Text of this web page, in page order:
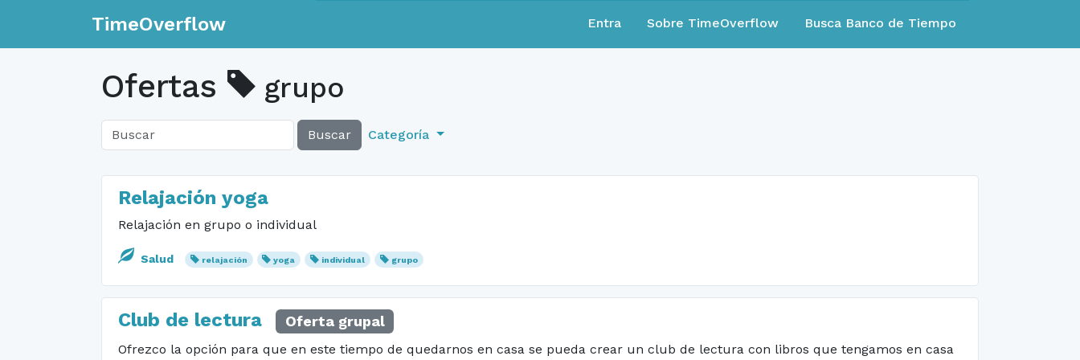
TimeOverflow Entra Sobre TimeOverflow Busca Banco de Tiempo
Ofertas grupo
Buscar Categoría
Relajación yoga
Relajación en grupo o individual
Salud relajación yoga individual grupo
Club de lectura Oferta grupal
Ofrezco la opción para que en este tiempo de quedarnos en casa se pueda crear un club de lectura con libros que tengamos en casa